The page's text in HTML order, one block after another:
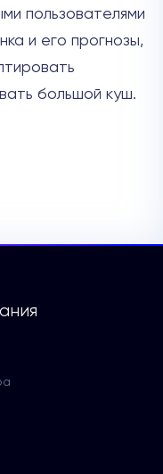
пользователями
и его прогнозы,
большой куш.